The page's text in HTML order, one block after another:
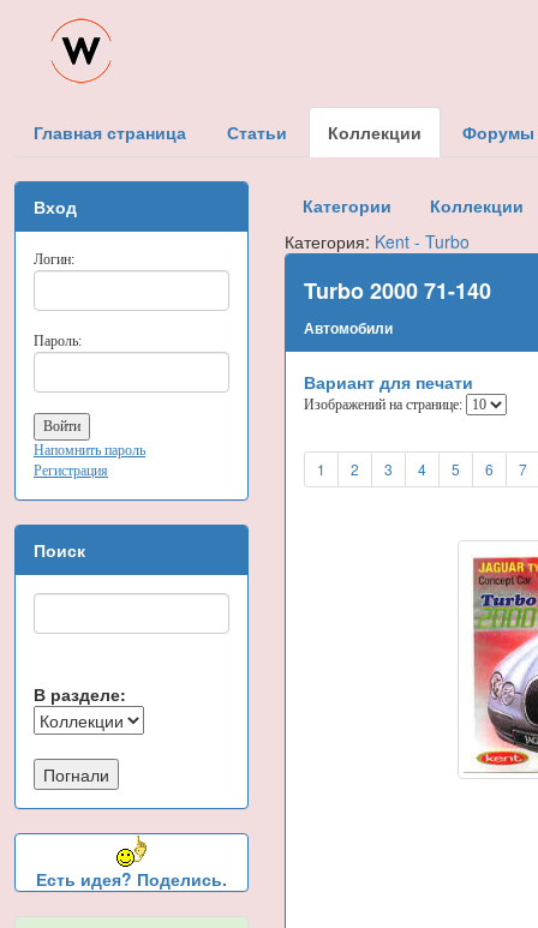
Главная страница Статьи Коллекции Форумы
Вход
Логин:
Пароль:
Напомнить пароль
Регистрация
Поиск
В разделе:
Есть идея? Поделись.
Категории
Коллекции
Категория: Kent - Turbo
Turbo 2000 71-140
Автомобили
Вариант для печати
Изображений на странице:
1 2 3 4 5 6 7